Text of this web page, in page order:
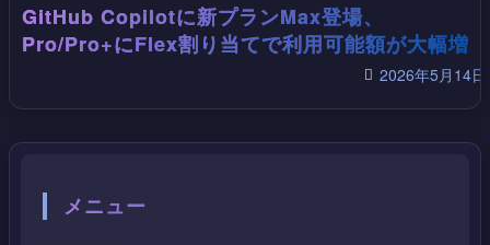
2026年5月14日
GitHub Copilotに新プランMax登場、
Pro/Pro+にFlex割り当てで利用可能額が大幅増
メニュー